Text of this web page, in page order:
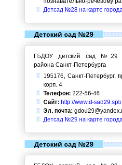
Детсад №28 на карте
Детский сад №29
ГБДОУ детский сад №29
района Санкт-Петербурга
195176, Санкт-Петербург,
корп. 4
Телефон: 222-56-46
Сайт: http://www.d-
Эл. почта:
Детсад №29 на карте
Детский сад №29